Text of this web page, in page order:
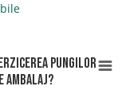
pungilor
ambalaj?